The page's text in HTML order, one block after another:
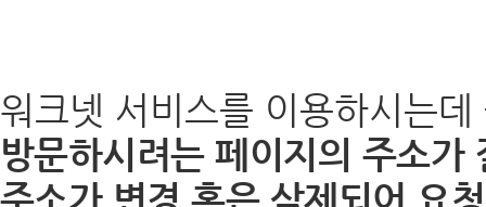
워크넷 서비스를 이용하시는
방문하시려는 페이지의 주소가